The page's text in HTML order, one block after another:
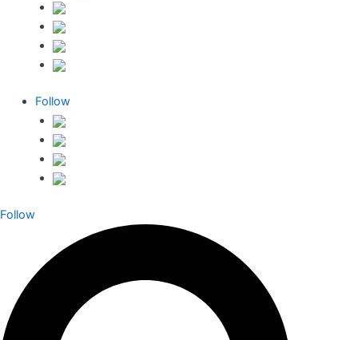
Follow
Follow